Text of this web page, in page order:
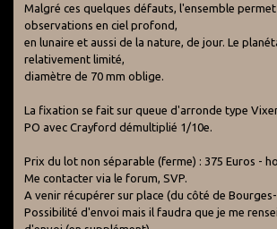
Malgré ces quelques défauts, l'ensemble
observations en ciel profond,
en lunaire et aussi de la nature, de jour. Le
relativement limité,
diamètre de 70 mm oblige.
La fixation se fait sur queue d'arronde type
PO avec Crayford démultiplié 1/10e.
Prix du lot non séparable (ferme) : 375 Euros -
Me contacter via le forum, SVP.
A venir récupérer sur place (du côté de Bourges-
Possibilité d'envoi mais il faudra que je me